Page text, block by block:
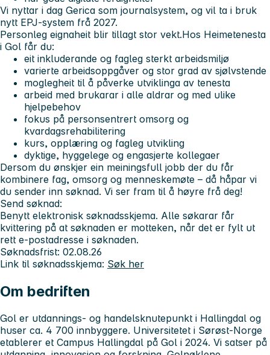
Vi nyttar i dag Gerica som journalsystem, og vil ta i bruk
nytt EPJ-system frå 2027.
Personleg eignaheit blir tillagt stor vekt.Hos Heimetenesta
i Gol får du:
eit inkluderande og fagleg sterkt arbeidsmiljø
varierte arbeidsoppgåver og stor grad av sjølvstende
moglegheit til å påverke utviklinga av tenesta
arbeid med brukarar i alle aldrar og med ulike
hjelpebehov
fokus på personsentrert omsorg og
kvardagsrehabilitering
kurs, opplæring og fagleg utvikling
dyktige, hyggelege og engasjerte kollegaer
Dersom du ønskjer ein meiningsfull jobb der du får
kombinere fag, omsorg og menneskemøte – då håpar vi
du sender inn søknad. Vi ser fram til å høyre frå deg!
Send søknad:
Benytt elektronisk søknadsskjema. Alle søkarar får
kvittering på at søknaden er motteken, når det er fylt ut
rett e-postadresse i søknaden.
Søknadsfrist: 02.08.26
Link til søknadsskjema: Søk her
Om bedriften
Gol er utdannings- og handelsknutepunkt i Hallingdal og
huser ca. 4 700 innbyggere. Universitetet i Sørøst-Norge
etablerer et Campus Hallingdal på Gol i 2024. Vi satser på